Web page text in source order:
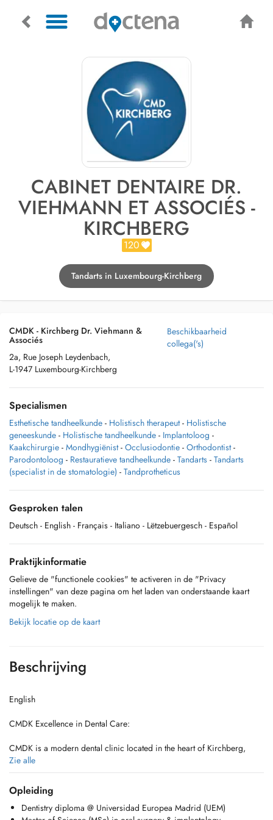
CABINET DENTAIRE DR.
VIEHMANN ET ASSOCIÉS -
KIRCHBERG
120
Tandarts in Luxembourg-Kirchberg
CMDK - Kirchberg Dr. Viehmann &
Associés
2a, Rue Joseph Leydenbach,
L-1947 Luxembourg-Kirchberg
Beschikbaarheid
collega('s)
Specialismen
Esthetische tandheelkunde - Holistisch therapeut - Holistische
geneeskunde - Holistische tandheelkunde - Implantoloog -
Kaakchirurgie - Mondhygiënist - Occlusiodontie - Orthodontist -
Parodontoloog - Restauratieve tandheelkunde - Tandarts - Tandarts
(specialist in de stomatologie) - Tandprotheticus
Gesproken talen
Deutsch - English - Français - Italiano - Lëtzebuergesch - Español
Praktijkinformatie
Gelieve de "functionele cookies" te activeren in de "Privacy
instellingen" van deze pagina om het laden van onderstaande kaart
mogelijk te maken.
Bekijk locatie op de kaart
Beschrijving
English
CMDK Excellence in Dental Care:
CMDK is a modern dental clinic located in the heart of Kirchberg,
Luxembourg, combining advanced dentistry with personalized patient
care. Our highly qualified team works with precision, empathy, and
state-of-the-art technology.
We provide a full range of dental services, from preventive care to
Zie alle
Opleiding
Dentistry diploma @ Universidad Europea Madrid (UEM)